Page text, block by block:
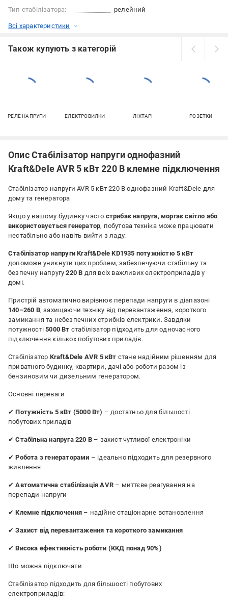
Тип стабілізатора:
релейний
Всі характеристики
Також купують з категорій
РЕЛЕ НАПРУГИ ЕЛЕКТРОВИЛКИ ЛІХТАРІ РОЗЕТКИ
Опис Стабілізатор напруги однофазний
Kraft&Dele AVR 5 кВт 220 В клемне підключення
Стабілізатор напруги AVR 5 кВт 220 В однофазний Kraft&Dele для
дому та генератора
Якщо у вашому будинку часто стрибає напруга, моргає світло або
використовується генератор, побутова техніка може працювати
нестабільно або навіть вийти з ладу.
Стабілізатор напруги Kraft&Dele KD1935 потужністю 5 кВт
допоможе уникнути цих проблем, забезпечуючи стабільну та
безпечну напругу220 В для всіх важливих електроприладів у
домі.
Пристрій автоматично вирівнює перепади напруги в діапазоні
140–260 В, захищаючи техніку від перевантаження, короткого
замикання та небезпечних стрибків електрики. Завдяки
потужності5000 Вт стабілізатор підходить для одночасного
підключення кількох побутових приладів.
Стабілізатор Kraft&Dele AVR 5 кВт стане надійним рішенням для
приватного будинку, квартири, дачі або роботи разом із
бензиновим чи дизельним генератором.
Основні переваги
✔Потужність 5 кВт (5000 Вт) – достатньо для більшості
побутових приладів
✔Стабільна напруга 220 В – захист чутливої електроніки
✔Робота з генераторами – ідеально підходить для резервного
живлення
✔Автоматична стабілізація AVR – миттєве реагування на
перепади напруги
✔Клемне підключення – надійне стаціонарне встановлення
✔Захист від перевантаження та короткого замикання
✔Висока ефективність роботи (ККД понад 90%)
Що можна підключати
Стабілізатор підходить для більшості побутових
електроприладів: